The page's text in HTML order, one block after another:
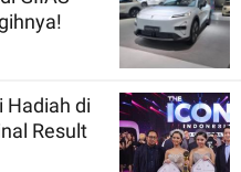
Hadiah di
Result